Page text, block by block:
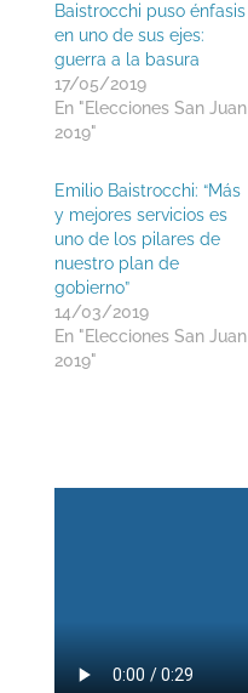
Baistrocchi puso énfasis
en uno de sus ejes:
guerra a la basura
17/05/2019
En "Elecciones San Juan
2019"
Emilio Baistrocchi: “Más
y mejores servicios es
uno de los pilares de
nuestro plan de
gobierno”
14/03/2019
En "Elecciones San Juan
2019"